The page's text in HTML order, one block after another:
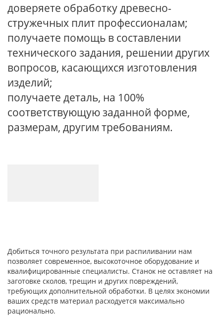
доверяете обработку древесно-
стружечных плит профессионалам;
получаете помощь в составлении
технического задания, решении других
вопросов, касающихся изготовления
изделий;
получаете деталь, на 100%
соответствующую заданной форме,
размерам, другим требованиям.
Добиться точного результата при распиливании нам
позволяет современное, высокоточное оборудование и
квалифицированные специалисты. Станок не оставляет на
заготовке сколов, трещин и других повреждений,
требующих дополнительной обработки. В целях экономии
ваших средств материал расходуется максимально
рационально.